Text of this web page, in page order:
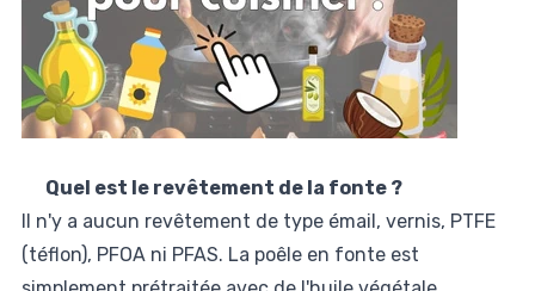
Quel est le revêtement de la fonte ?
Il n'y a aucun revêtement de type émail, vernis, PTFE
(téflon), PFOA ni PFAS. La poêle en fonte est